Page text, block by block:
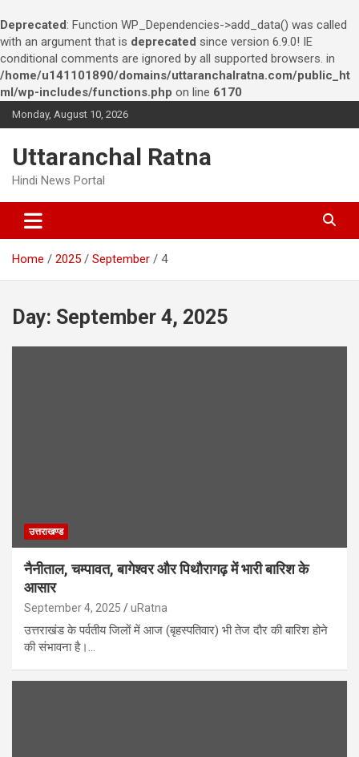
Deprecated: Function WP_Dependencies->add_data() was called
with an argument that is deprecated since version 6.9.0! IE
conditional comments are ignored by all supported browsers. in
/home/u141101890/domains/uttaranchalratna.com/public_ht
ml/wp-includes/functions.php on line 6170
k
n
e
Monday, August 10, 2026
Uttaranchal Ratna
Hindi News Portal
Home 2025 September 4
Day: September 4, 2025
उत्तराखण्ड
नैनीताल, चम्पावत, बागेश्वर और पिथौरागढ़ में भारी बारिश के
आसार
September 4, 2025 uRatna
उत्तराखंड के पर्वतीय जिलों में आज (बृहस्पतिवार) भी तेज दौर की बारिश होने
की संभावना है।…